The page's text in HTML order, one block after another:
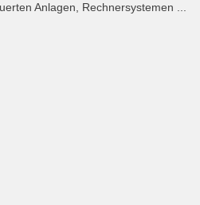
Anlagen, Rechnersystemen ...